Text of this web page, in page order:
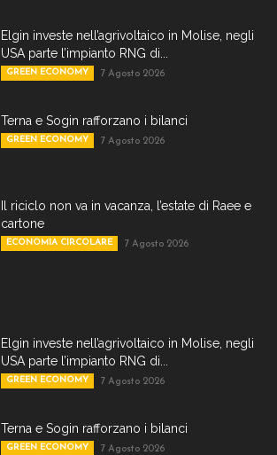
Elgin investe nell’agrivoltaico in Molise, negli
USA parte l’impianto RNG di...
GREEN ECONOMY 7 Agosto 2026
Terna e Sogin rafforzano i bilanci
GREEN ECONOMY 7 Agosto 2026
Il riciclo non va in vacanza, l’estate di Raee e
cartone
ECONOMIA CIRCOLARE 7 Agosto 2026
Elgin investe nell’agrivoltaico in Molise, negli
USA parte l’impianto RNG di...
GREEN ECONOMY 7 Agosto 2026
Terna e Sogin rafforzano i bilanci
GREEN ECONOMY 7 Agosto 2026